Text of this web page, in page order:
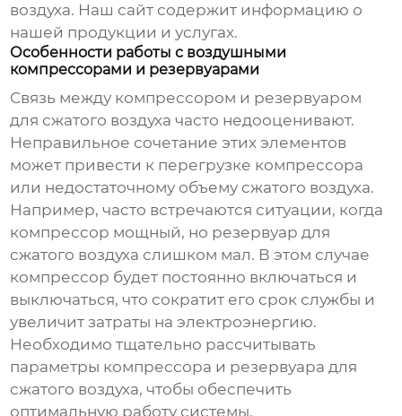
воздуха. Наш сайт содержит информацию о
нашей продукции и услугах.
Особенности работы с воздушными
компрессорами и резервуарами
Связь между компрессором и резервуаром
для сжатого воздуха часто недооценивают.
Неправильное сочетание этих элементов
может привести к перегрузке компрессора
или недостаточному объему сжатого воздуха.
Например, часто встречаются ситуации, когда
компрессор мощный, но резервуар для
сжатого воздуха слишком мал. В этом случае
компрессор будет постоянно включаться и
выключаться, что сократит его срок службы и
увеличит затраты на электроэнергию.
Необходимо тщательно рассчитывать
параметры компрессора и резервуара для
сжатого воздуха, чтобы обеспечить
оптимальную работу системы.